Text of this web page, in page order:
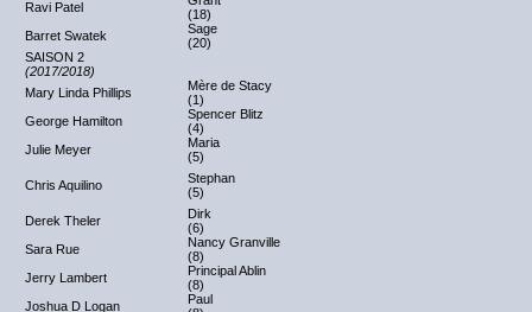
Ravi Patel
(18)
Barret Swatek
Sage
(20)
SAISON 2
(2017/2018)
Mary Linda Phillips
Mère de Stacy
(1)
George Hamilton
Spencer Blitz
(4)
Julie Meyer
Maria
(5)
Chris Aquilino
Stephan
(5)
Derek Theler
Dirk
(6)
Sara Rue
Nancy Granville
(8)
Jerry Lambert
Principal Ablin
(8)
Joshua D Logan
Paul